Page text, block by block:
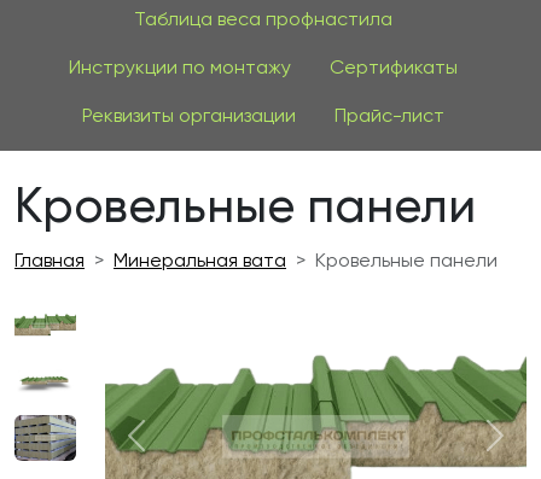
Таблица веса профнастила
Инструкции по монтажу Сертификаты
Реквизиты организации Прайс-лист
Кровельные панели
Главная Минеральная вата Кровельные панели
Previous Next